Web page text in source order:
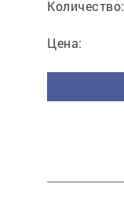
Количество:
Цена: